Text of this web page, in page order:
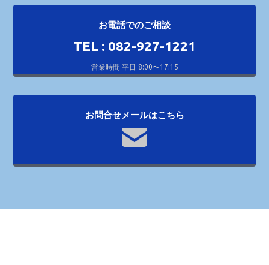
お電話でのご相談
TEL : 082-927-1221
営業時間 平日 8:00〜17:15
お問合せメールはこちら